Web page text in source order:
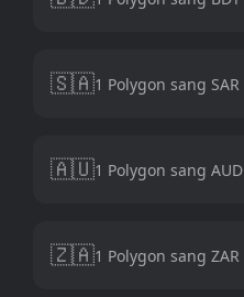
🇸🇦1 Polygon sang SAR
🇦🇺1 Polygon sang AUD
🇿🇦1 Polygon sang ZAR